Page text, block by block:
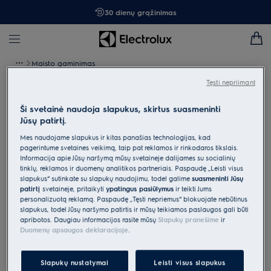
30 dienų grąžinimas
Maisto gaminimas
Įmontuojamos kompaktiškos
įrangos asortimentas
Sukurkite nuostabią virtuvę derančiais vienas prie kito įmontuojamais
prietaisais.
Ši svetainė naudoja slapukus, skirtus suasmeninti
Jūsų patirtį.
Mes naudojame slapukus ir kitas panašias technologijas, kad
pagerintume svetainės veikimą, taip pat reklamos ir rinkodaros tikslais.
Informacija apie Jūsų naršymą mūsų svetainėje dalijamės su socialinių
tinklų, reklamos ir duomenų analitikos partneriais. Paspaudę „Leisti visus
slapukus“ sutinkate su slapukų naudojimu, todėl galimesuasmeninti Jūsų
patirtįsvetainėje, pritaikytiypatingus pasiūlymus ir teikti Jums
personalizuotą reklamą. Paspaudę „Tęsti nepriėmus“ blokuojate nebūtinus
slapukus, todėl Jūsų naršymo patirtis ir mūsų teikiamos paslaugos gali būti
apribotos. Daugiau informacijos rasite mūsų Slapukų pranešime ir
Duomenų apsaugos deklaracijoje.
Slapukų nustatymai Leisti visus slapukus
Tęsti nepriimant